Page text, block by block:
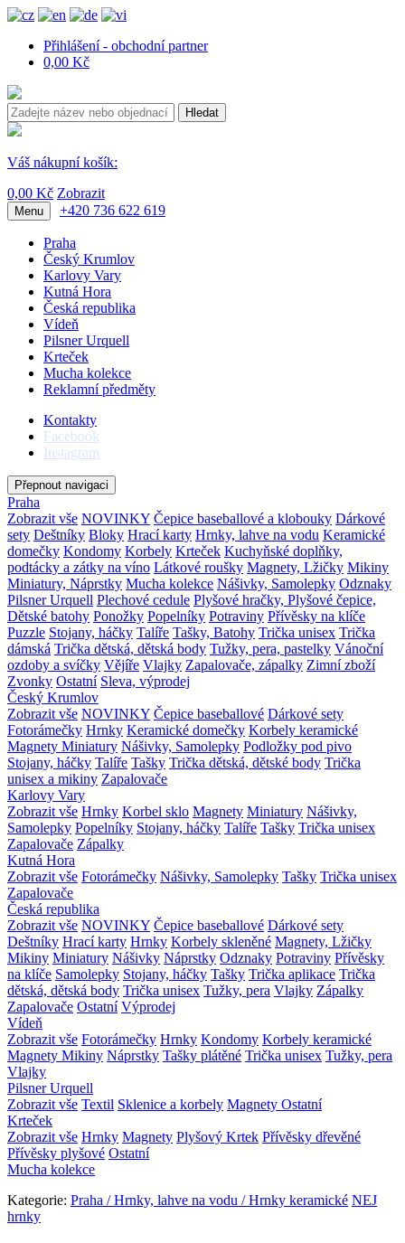
Přihlášení - obchodní partner
0,00 Kč
Hledat
Váš nákupní košík:
0,00 Kč Zobrazit
Menu +420 736 622 619
Praha
Český Krumlov
Karlovy Vary
Kutná Hora
Česká republika
Vídeň
Pilsner Urquell
Krteček
Mucha kolekce
Reklamní předměty
Kontakty
Facebook
Instagram
Přepnout navigaci
Praha
Zobrazit vše NOVINKY Čepice baseballové a klobouky Dárkové
sety Deštníky Bloky Hrací karty Hrnky, lahve na vodu Keramické
domečky Kondomy Korbely Krteček Kuchyňské doplňky,
podtácky a zátky na víno Látkové roušky Magnety, Lžičky Mikiny
Miniatury, Náprstky Mucha kolekce Nášivky, Samolepky Odznaky
Pilsner Urquell Plechové cedule Plyšové hračky, Plyšové čepice,
Dětské batohy Ponožky Popelníky Potraviny Přívěsky na klíče
Puzzle Stojany, háčky Talíře Tašky, Batohy Trička unisex Trička
dámská Trička dětská, dětská body Tužky, pera, pastelky Vánoční
ozdoby a svíčky Vějíře Vlajky Zapalovače, zápalky Zimní zboží
Zvonky Ostatní Sleva, výprodej
Český Krumlov
Zobrazit vše NOVINKY Čepice baseballové Dárkové sety
Fotorámečky Hrnky Keramické domečky Korbely keramické
Magnety Miniatury Nášivky, Samolepky Podložky pod pivo
Stojany, háčky Talíře Tašky Trička dětská, dětské body Trička
unisex a mikiny Zapalovače
Karlovy Vary
Zobrazit vše Hrnky Korbel sklo Magnety Miniatury Nášivky,
Samolepky Popelníky Stojany, háčky Talíře Tašky Trička unisex
Zapalovače Zápalky
Kutná Hora
Zobrazit vše Fotorámečky Nášivky, Samolepky Tašky Trička unisex
Zapalovače
Česká republika
Zobrazit vše NOVINKY Čepice baseballové Dárkové sety
Deštníky Hrací karty Hrnky Korbely skleněné Magnety, Lžičky
Mikiny Miniatury Nášivky Náprstky Odznaky Potraviny Přívěsky
na klíče Samolepky Stojany, háčky Tašky Trička aplikace Trička
dětská, dětská body Trička unisex Tužky, pera Vlajky Zápalky
Zapalovače Ostatní Výprodej
Vídeň
Zobrazit vše Fotorámečky Hrnky Kondomy Korbely keramické
Magnety Mikiny Náprstky Tašky plátěné Trička unisex Tužky, pera
Vlajky
Pilsner Urquell
Zobrazit vše Textil Sklenice a korbely Magnety Ostatní
Krteček
Zobrazit vše Hrnky Magnety Plyšový Krtek Přívěsky dřevěné
Přívěsky plyšové Ostatní
Mucha kolekce
Kategorie: Praha / Hrnky, lahve na vodu / Hrnky keramické NEJ
hrnky